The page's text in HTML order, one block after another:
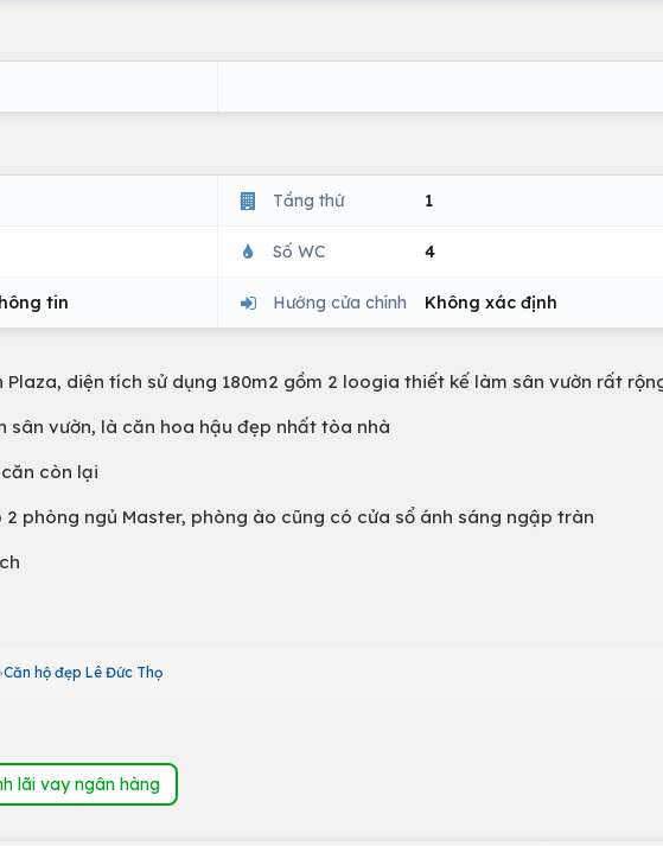
Tầng thứ 1
Số WC 4
tin Hướng cửa chính Không xác định
diện tích sử dụng 180m2 gồm 2 loogia thiết kế làm sân vườn rất
sân vườn, là căn hoa hậu đẹp nhất tòa nhà
còn lại
phòng ngủ Master, phòng ào cũng có cửa sổ ánh sáng ngập tràn
Căn hộ đẹp Lê Đức Thọ
lãi vay ngân hàng